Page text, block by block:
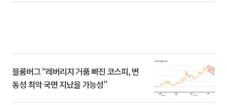
블룸버그 “레버리지 거품 빠진 코스피, 변
동성 최악 국면 지났을 가능성”